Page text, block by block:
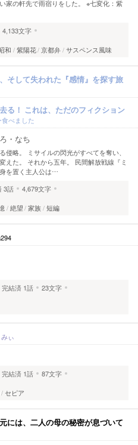
家の軒先で雨宿りをした。 ※七変化：紫
4,133文字
和 紫陽花 京都弁 サスペンス風味
そして失われた『感情』を探す旅
る！ これは、ただのフィクション
べました
・なち
侵略。 ミサイルの閃光がすべてを奪い、
えた。 それから五年。 民間解放戦線『ミ
を置く主人公は…
3話
4,679文字
絶望 家族 短編
完結済 1話
23文字
みぃ
完結済 1話
87文字
セピア
には、二人の母の秘密が息づいて